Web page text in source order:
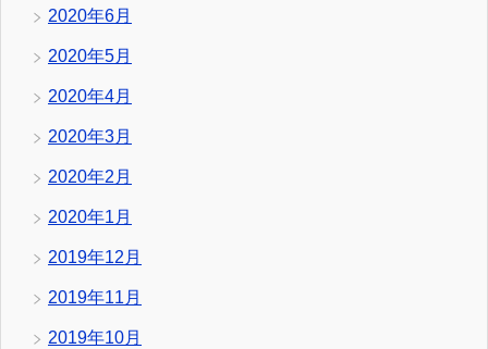
2020年6月
2020年5月
2020年4月
2020年3月
2020年2月
2020年1月
2019年12月
2019年11月
2019年10月